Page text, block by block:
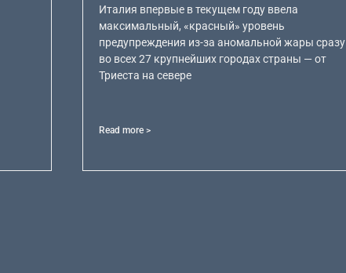
Италия впервые в текущем году ввела
максимальный, «красный» уровень
предупреждения из-за аномальной жары сразу
во всех 27 крупнейших городах страны — от
Триеста на севере
Read more >